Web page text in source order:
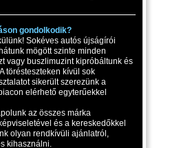
gondolkodik?
Sokéves autós újságírói
mögött szinte minden
vagy buszlimuzint kipróbáltunk és
törésteszteken kívül sok
sikerült szerezünk a
elérhető egyterűekkel
az összes márka
és a kereskedőkkel
olyan rendkívüli ajánlatról,
kihasználni.